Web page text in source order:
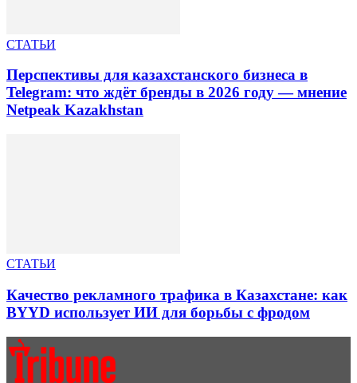
СТАТЬИ
Перспективы для казахстанского бизнеса в
Telegram: что ждёт бренды в 2026 году — мнение
Netpeak Kazakhstan
СТАТЬИ
Качество рекламного трафика в Казахстане: как
BYYD использует ИИ для борьбы с фродом